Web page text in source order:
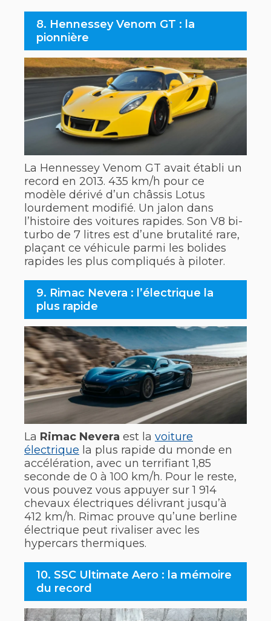
8. Hennessey Venom GT : la
pionnière
La Hennessey Venom GT avait établi un
record en 2013. 435 km/h pour ce
modèle dérivé d’un châssis Lotus
lourdement modifié. Un jalon dans
l’histoire des voitures rapides. Son V8 bi-
turbo de 7 litres est d’une brutalité rare,
plaçant ce véhicule parmi les bolides
rapides les plus compliqués à piloter.
9. Rimac Nevera : l’électrique la
plus rapide
La Rimac Nevera est la voiture
électrique la plus rapide du monde en
accélération, avec un terrifiant 1,85
seconde de 0 à 100 km/h. Pour le reste,
vous pouvez vous appuyer sur 1 914
chevaux électriques délivrant jusqu’à
412 km/h. Rimac prouve qu’une berline
électrique peut rivaliser avec les
hypercars thermiques.
10. SSC Ultimate Aero : la mémoire
du record